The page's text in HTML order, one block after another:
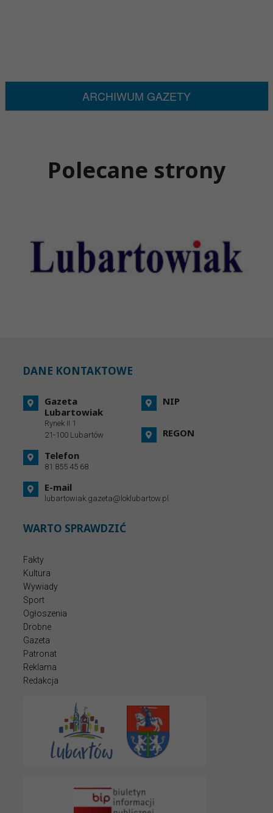
ARCHIWUM GAZETY
Polecane strony
DANE KONTAKTOWE
Gazeta
Lubartowiak
Rynek II 1
21-100 Lubartów
Telefon
81 855 45 68
E-mail
lubartowiak.gazeta@loklubartow.pl
NIP
REGON
WARTO SPRAWDZIĆ
Fakty
Kultura
Wywiady
Sport
Ogłoszenia
Drobne
Gazeta
Patronat
Reklama
Redakcja